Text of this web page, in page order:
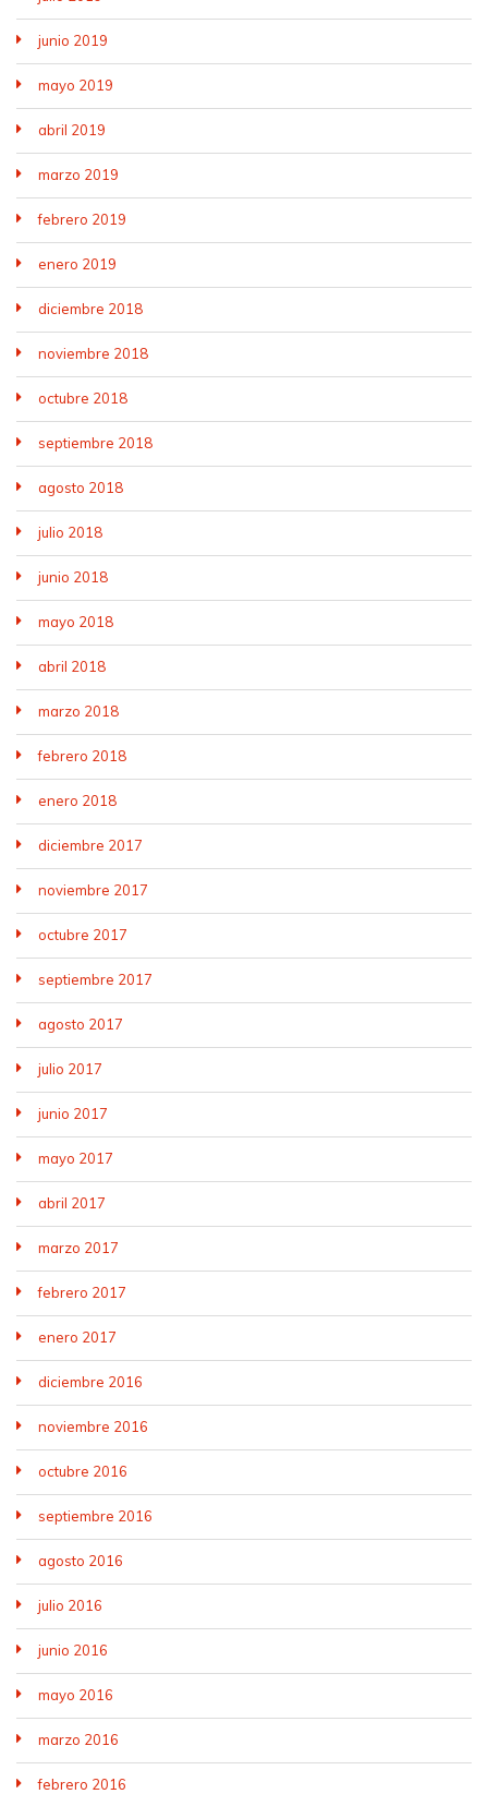
junio 2019
mayo 2019
abril 2019
marzo 2019
febrero 2019
enero 2019
diciembre 2018
noviembre 2018
octubre 2018
septiembre 2018
agosto 2018
julio 2018
junio 2018
mayo 2018
abril 2018
marzo 2018
febrero 2018
enero 2018
diciembre 2017
noviembre 2017
octubre 2017
septiembre 2017
agosto 2017
julio 2017
junio 2017
mayo 2017
abril 2017
marzo 2017
febrero 2017
enero 2017
diciembre 2016
noviembre 2016
octubre 2016
septiembre 2016
agosto 2016
julio 2016
junio 2016
mayo 2016
marzo 2016
febrero 2016